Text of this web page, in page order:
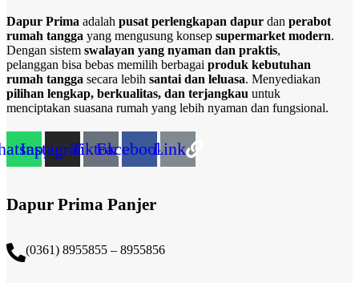
Dapur Prima adalah pusat perlengkapan dapur dan perabot
rumah tangga yang mengusung konsep supermarket modern.
Dengan sistem swalayan yang nyaman dan praktis,
pelanggan bisa bebas memilih berbagai produk kebutuhan
rumah tangga secara lebih santai dan leluasa. Menyediakan
pilihan lengkap, berkualitas, dan terjangkau untuk
menciptakan suasana rumah yang lebih nyaman dan fungsional.
InstagramTiktokFacebookLink
Dapur Prima Panjer
(0361) 8955855 – 8955856​